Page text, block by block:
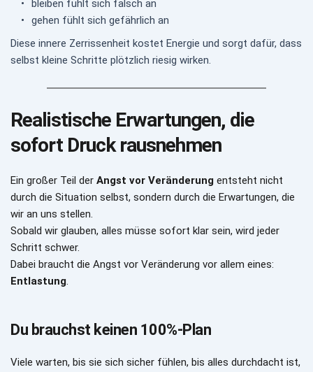
bleiben fühlt sich falsch an
gehen fühlt sich gefährlich an
Diese innere Zerrissenheit kostet Energie und sorgt dafür, dass
selbst kleine Schritte plötzlich riesig wirken.
Realistische Erwartungen, die
sofort Druck rausnehmen
Ein großer Teil der Angst vor Veränderung entsteht nicht
durch die Situation selbst, sondern durch die Erwartungen, die
wir an uns stellen.
Sobald wir glauben, alles müsse sofort klar sein, wird jeder
Schritt schwer.
Entlastung.
Du brauchst keinen 100%-Plan
Viele warten, bis sie sich sicher fühlen, bis alles durchdacht ist,